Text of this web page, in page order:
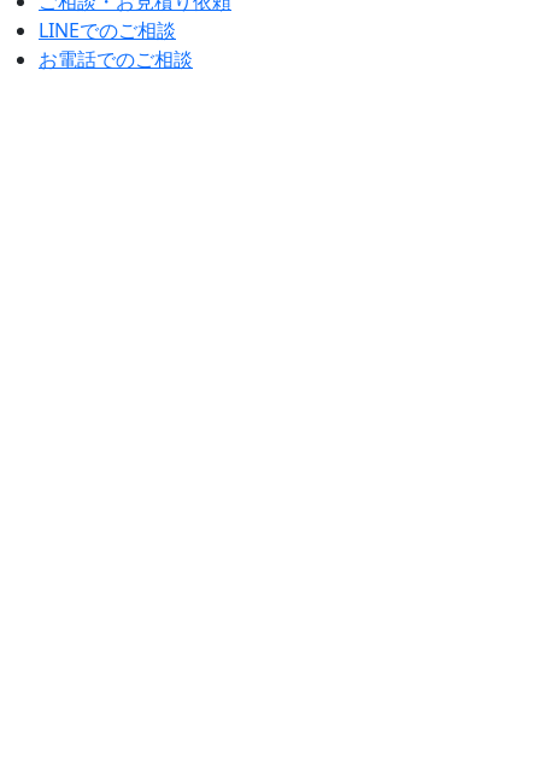
LINEでのご相談
お電話でのご相談